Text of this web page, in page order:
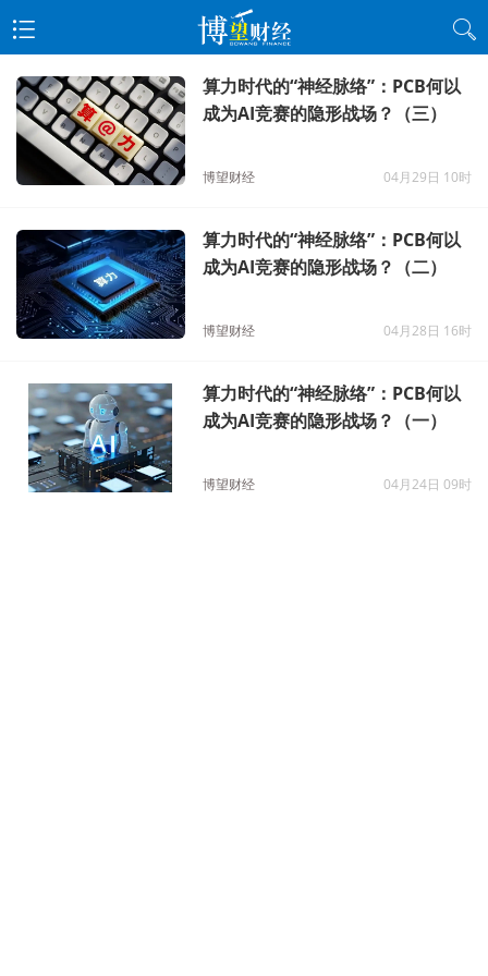
算力时代的“神经脉络”：PCB何以
成为AI竞赛的隐形战场？（三）
博望财经 04月29日 10时
算力时代的“神经脉络”：PCB何以
成为AI竞赛的隐形战场？（二）
博望财经 04月28日 16时
算力时代的“神经脉络”：PCB何以
成为AI竞赛的隐形战场？（一）
博望财经 04月24日 09时